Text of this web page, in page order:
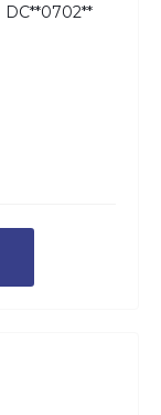
DC**0702**